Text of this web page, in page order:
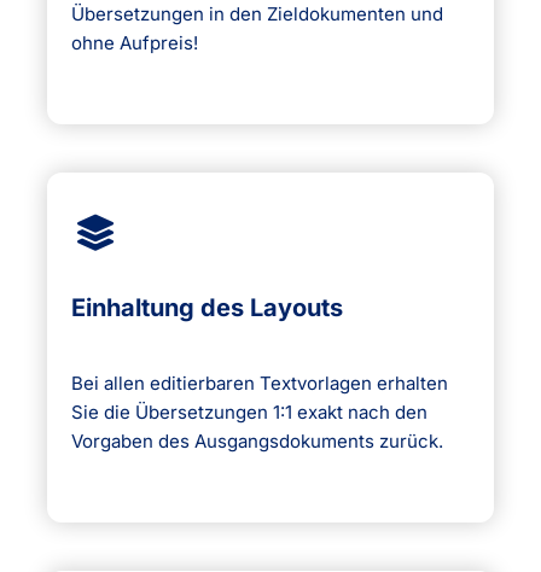
Übersetzungen in den Zieldokumenten und
ohne Aufpreis!
Einhaltung des Layouts
Bei allen editierbaren Textvorlagen erhalten
Sie die Übersetzungen 1:1 exakt nach den
Vorgaben des Ausgangsdokuments zurück.